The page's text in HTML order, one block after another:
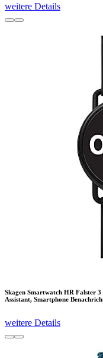
weitere Details
Skagen Smartwatch HR Falster
Assistant, Smartphone
weitere Details